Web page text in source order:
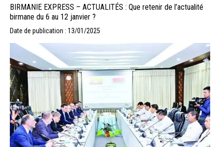
BIRMANIE EXPRESS – ACTUALITÉS : Que retenir de l’actualité
birmane du 6 au 12 janvier ?
Date de publication : 13/01/2025